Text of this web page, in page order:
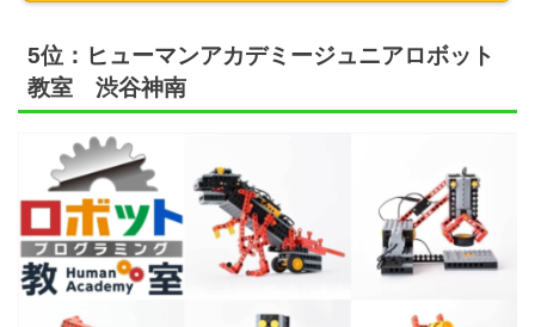
5位：ヒューマンアカデミージュニアロボット
教室 渋谷神南